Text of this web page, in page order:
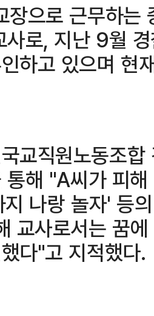
장으로 근무하는
사로, 지난 9월
하고 있으며 현
교직원노동조
통해 "A씨가 피
나랑 놀자' 등
교사로서는 꿈
다"고 지적했다.